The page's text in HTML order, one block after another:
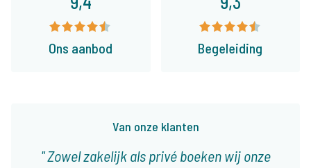
Van onze klanten
Zowel zakelijk als privé boeken wij onze
Ons aanbod Begeleiding